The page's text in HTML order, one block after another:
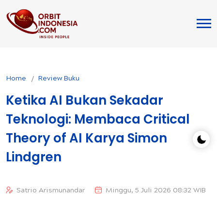
Home Review Buku
Ketika AI Bukan Sekadar
Teknologi: Membaca Critical
Theory of AI Karya Simon
Lindgren
Satrio Arismunandar Minggu, 5 Juli 2026 08:32 WIB